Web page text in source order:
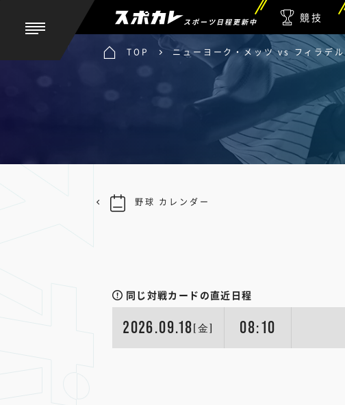
スポーツ日程更新中 競技
TOP ニューヨーク・メッツ vs フィラデ
同じ対戦カードの直近日程
2026.09.18[金] 08:10
野球 カレンダー